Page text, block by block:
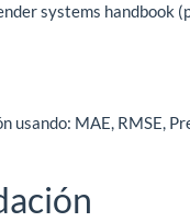
systems handbook
MAE, RMSE,